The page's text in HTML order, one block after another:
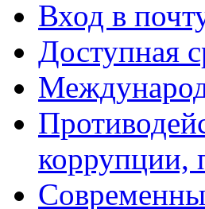
Вход в
Доступная
коррупции,